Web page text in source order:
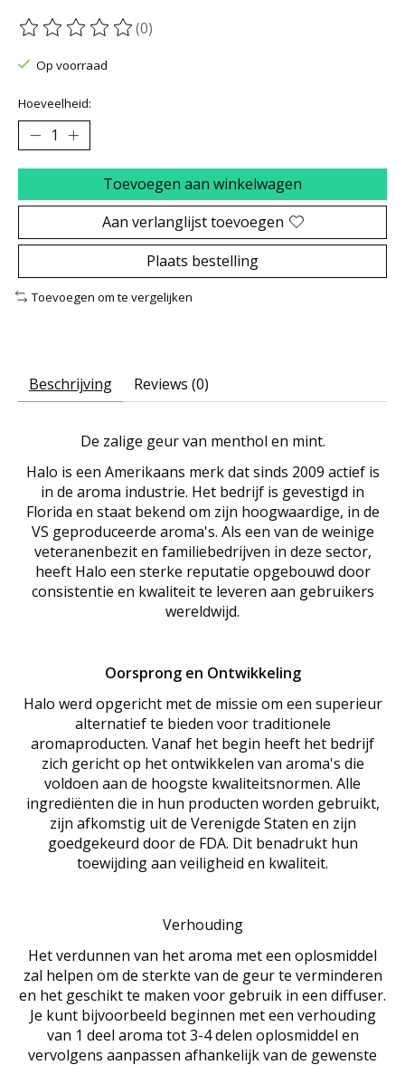
De beoordeling van dit product is
(0)
Op voorraad
Hoeveelheid:
Toevoegen aan winkelwagen
Aan verlanglijst toevoegen
Plaats bestelling
Toevoegen om te vergelijken
Beschrijving Reviews (0)
De zalige geur van menthol en mint.
Halo is een Amerikaans merk dat sinds 2009 actief is
in de aroma industrie. Het bedrijf is gevestigd in
Florida en staat bekend om zijn hoogwaardige, in de
VS geproduceerde aroma's. Als een van de weinige
veteranenbezit en familiebedrijven in deze sector,
heeft Halo een sterke reputatie opgebouwd door
consistentie en kwaliteit te leveren aan gebruikers
wereldwijd.
Oorsprong en Ontwikkeling
Halo werd opgericht met de missie om een superieur
alternatief te bieden voor traditionele
aromaproducten. Vanaf het begin heeft het bedrijf
zich gericht op het ontwikkelen van aroma's die
voldoen aan de hoogste kwaliteitsnormen. Alle
ingrediënten die in hun producten worden gebruikt,
zijn afkomstig uit de Verenigde Staten en zijn
goedgekeurd door de FDA. Dit benadrukt hun
toewijding aan veiligheid en kwaliteit.
Verhouding
Het verdunnen van het aroma met een oplosmiddel
zal helpen om de sterkte van de geur te verminderen
en het geschikt te maken voor gebruik in een diffuser.
Je kunt bijvoorbeeld beginnen met een verhouding
van 1 deel aroma tot 3-4 delen oplosmiddel en
vervolgens aanpassen afhankelijk van de gewenste